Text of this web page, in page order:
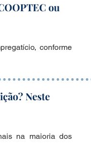
ou
conforme
Neste
na maioria dos